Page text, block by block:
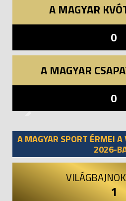
A MAGYAR
0
A MAGYAR
0
A MAGYAR SPORT ÉRMEI A
2026-
1